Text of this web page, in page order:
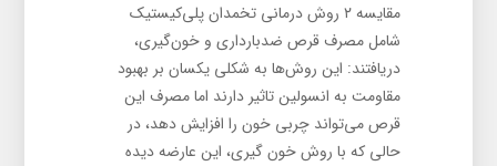
مقایسه ۲ روش درمانی تخمدان پلی‌کیستیک
شامل مصرف قرص ضدبارداری و خون‌گیری،
دریافتند: این روش‌ها به شکلی یکسان بر بهبود
مقاومت به انسولین تاثیر دارند اما مصرف این
قرص می‌تواند چربی خون را افزایش دهد، در
حالی که با روش خون گیری، این عارضه دیده